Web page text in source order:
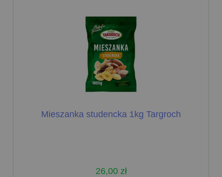
Mieszanka studencka 1kg Targroch
26,00 zł